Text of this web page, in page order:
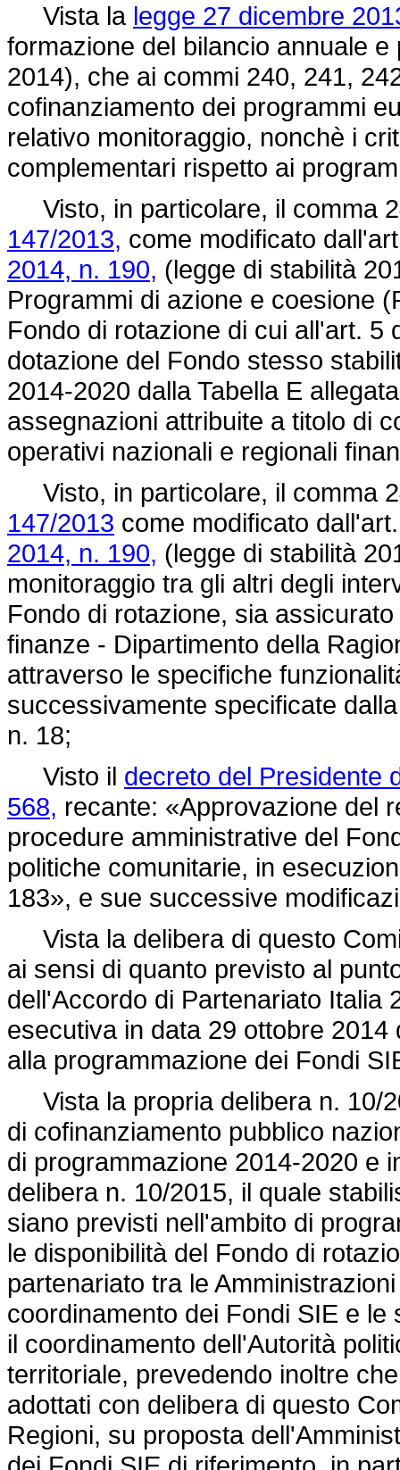
Vista la legge 27 dicembre
formazione del bilancio annuale
2014), che ai commi 240, 241,
cofinanziamento dei programmi
relativo monitoraggio, nonchè i
complementari rispetto ai
Visto, in particolare, il comma
147/2013, come modificato
2014, n. 190, (legge di stabilità
Programmi di azione e coesione
Fondo di rotazione di cui all'art. 5
dotazione del Fondo stesso
2014-2020 dalla Tabella E
assegnazioni attribuite a titolo di
operativi nazionali e regionali
Visto, in particolare, il comma
147/2013 come modificato
2014, n. 190, (legge di stabilità
monitoraggio tra gli altri degli
Fondo di rotazione, sia
finanze - Dipartimento della
attraverso le specifiche
successivamente specificate
n. 18;
Visto il decreto del Presidente
568, recante: «Approvazione del
procedure amministrative del
politiche comunitarie, in
183», e sue successive
Vista la delibera di questo
ai sensi di quanto previsto al
dell'Accordo di Partenariato Italia
esecutiva in data 29 ottobre
alla programmazione dei Fondi
Vista la propria delibera n. 10/
di cofinanziamento pubblico
di programmazione 2014-2020 e
delibera n. 10/2015, il quale
siano previsti nell'ambito di
le disponibilità del Fondo di
partenariato tra le
coordinamento dei Fondi SIE e
il coordinamento dell'Autorità
territoriale, prevedendo inoltre
adottati con delibera di questo
Regioni, su proposta